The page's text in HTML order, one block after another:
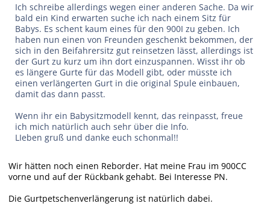
Ich schreibe allerdings wegen einer anderen Sache. Da wir
bald ein Kind erwarten suche ich nach einem Sitz für
Babys. Es schent kaum eines für den 900I zu geben. Ich
haben nun einen von Freunden geschenkt bekommen, der
sich in den Beifahrersitz gut reinsetzen lässt, allerdings ist
der Gurt zu kurz um ihn dort einzuspannen. Wisst ihr ob
es längere Gurte für das Modell gibt, oder müsste ich
einen verlängerten Gurt in die original Spule einbauen,
damit das dann passt.
Wenn ihr ein Babysitzmodell kennt, das reinpasst, freue
ich mich natürlich auch sehr über die Info.
LIeben gruß und danke euch schonmal!!
Wir hätten noch einen Reborder. Hat meine Frau im 900CC
vorne und auf der Rückbank gehabt. Bei Interesse PN.
Die Gurtpetschenverlängerung ist natürlich dabei.